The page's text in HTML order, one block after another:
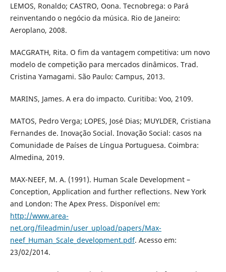
LEMOS, Ronaldo; CASTRO, Oona. Tecnobrega: o Pará
reinventando o negócio da música. Rio de Janeiro:
Aeroplano, 2008.
MACGRATH, Rita. O fim da vantagem competitiva: um novo
modelo de competição para mercados dinâmicos. Trad.
Cristina Yamagami. São Paulo: Campus, 2013.
MARINS, James. A era do impacto. Curitiba: Voo, 2109.
MATOS, Pedro Verga; LOPES, José Dias; MUYLDER, Cristiana
Fernandes de. Inovação Social. Inovação Social: casos na
Comunidade de Países de Língua Portuguesa. Coimbra:
Almedina, 2019.
MAX-NEEF, M. A. (1991). Human Scale Development –
Conception, Application and further reflections. New York
and London: The Apex Press. Disponível em:
http://www.area-
net.org/fileadmin/user_upload/papers/Max-
neef_Human_Scale_development.pdf. Acesso em:
23/02/2014.